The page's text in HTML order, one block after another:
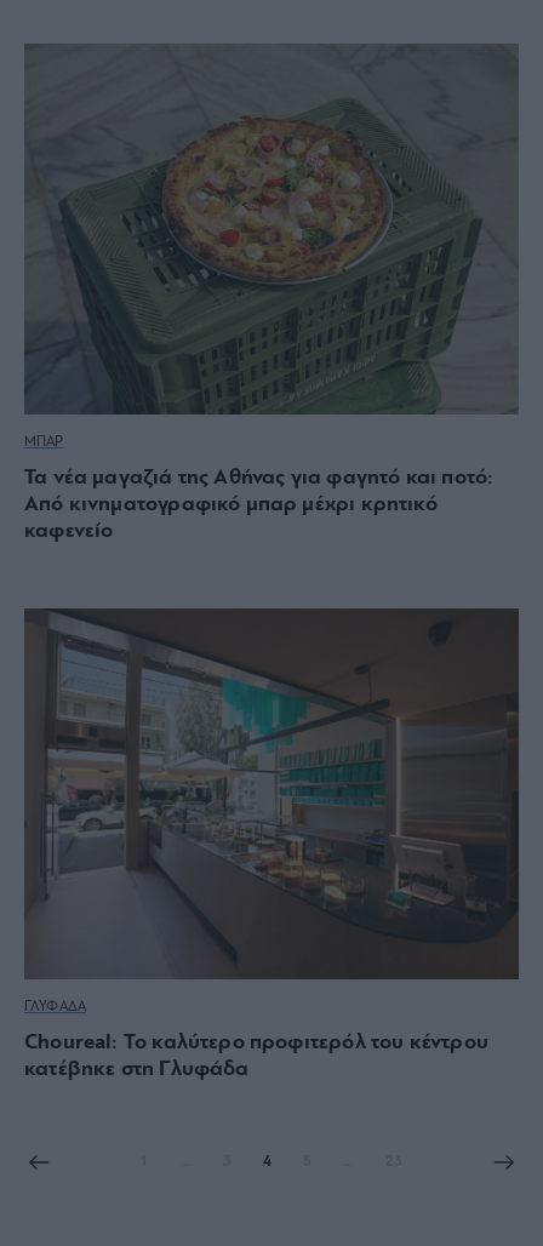
ΜΠΑΡ
Τα νέα μαγαζιά της Αθήνας για φαγητό και ποτό:
Από κινηματογραφικό μπαρ μέχρι κρητικό
καφενείο
ΓΛΥΦΑΔΑ
Choureal: Το καλύτερο προφιτερόλ του κέντρου
κατέβηκε στη Γλυφάδα
4